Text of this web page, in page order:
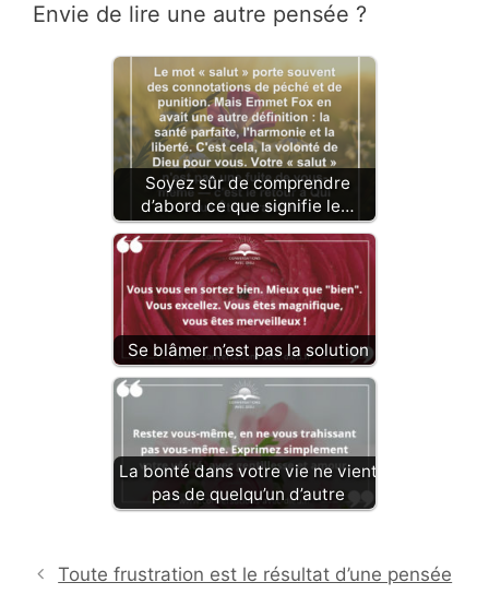
Envie de lire une autre pensée ?
Soyez sûr de comprendre
d’abord ce que signifie le…
Se blâmer n’est pas la solution
La bonté dans votre vie ne vient
pas de quelqu’un d’autre
Toute frustration est le résultat d’une pensée